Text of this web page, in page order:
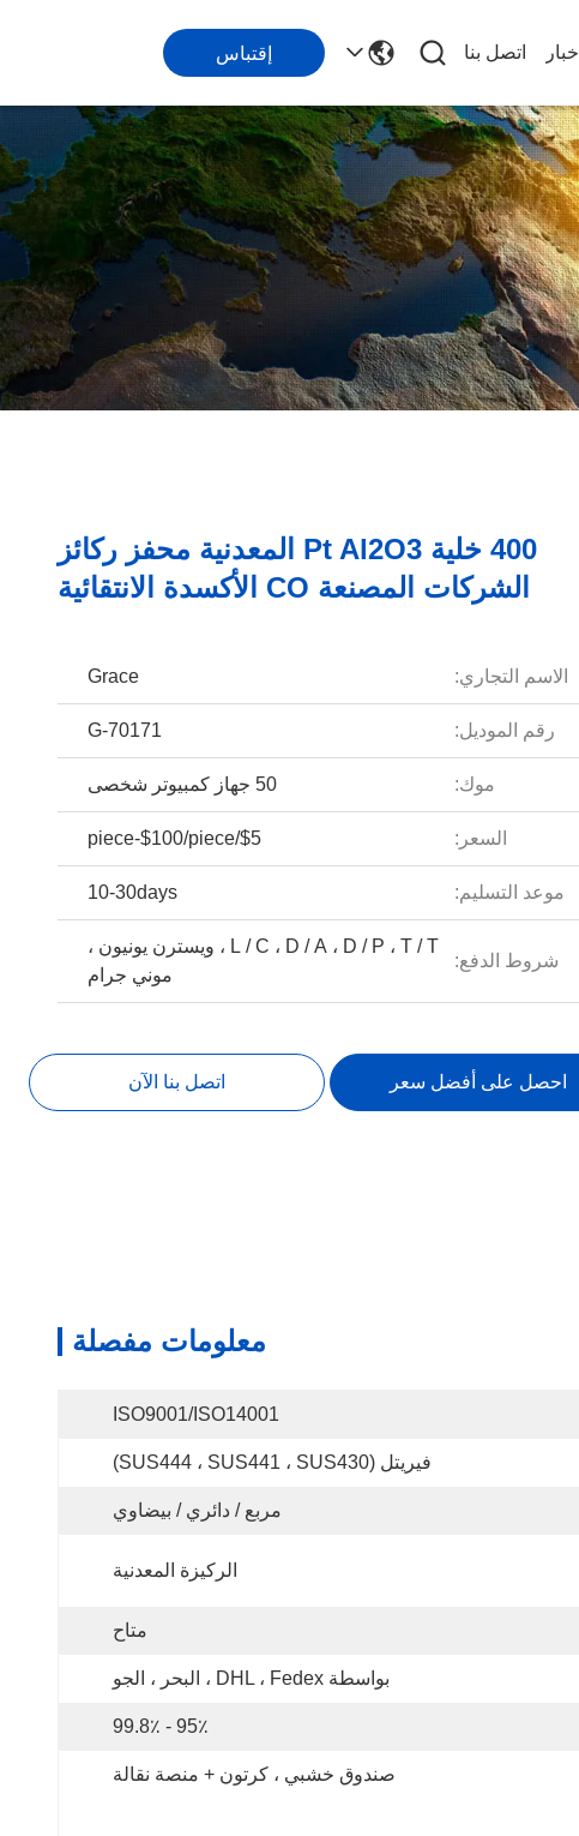
أخبار اتصل بنا إقتباس
400 خلية Pt Al2O3 المعدنية محفز ركائز
الشركات المصنعة CO الأكسدة الانتقائية
الاسم التجاري: Grace
رقم الموديل: G-70171
موك: 50 جهاز كمبيوتر شخصى
السعر: $5/piece-$100/piece
موعد التسليم: 10-30days
شروط الدفع:
L / C ، D / A ، D / P ، T / T ، ويسترن يونيون ،
موني جرام
احصل على أفضل سعر اتصل بنا الآن
معلومات مفصلة
ISO9001/ISO14001
فيريتل (SUS444 ، SUS441 ، SUS430)
مربع / دائري / بيضاوي
الركيزة المعدنية
متاح
بواسطة DHL ، Fedex ، البحر ، الجو
95٪ - 99.8٪
صندوق خشبي ، كرتون + منصة نقالة